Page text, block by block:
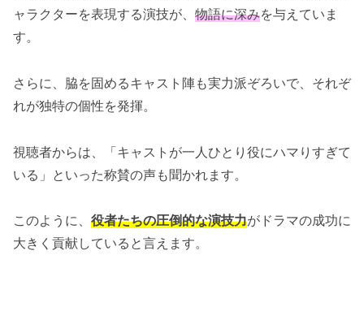
ャラクターを表現する演技が、 物語に深みを与えていま
す。
さらに、脇を固めるキャスト陣も実力派ぞろいで、それぞ
れが独特の個性を発揮。
視聴者からは、「キャストが一人ひとり役にハマりすぎて
いる」といった称賛の声も聞かれます。
このように、 役者たちの圧倒的な演技力がドラマの成功に
大きく貢献していると言えます。